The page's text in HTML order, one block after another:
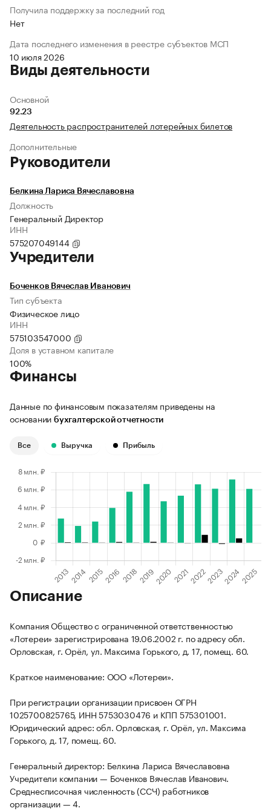
Получила поддержку за последний год
Нет
Дата последнего изменения в реестре субъектов МСП
10 июля 2026
Виды деятельности
Основной
92.23
Деятельность распространителей лотерейных билетов
Дополнительные
Руководители
Белкина Лариса Вячеславовна
Должность
Генеральный Директор
ИНН
575207049144
Учредители
Боченков Вячеслав Иванович
Тип субъекта
Физическое лицо
ИНН
575103547000
Доля в уставном капитале
100%
Финансы
Данные по финансовым показателям приведены на
основании бухгалтерской отчетности
Все Выручка Прибыль
Описание
Компания Общество с ограниченной ответственностью
«Лотереи» зарегистрирована 19.06.2002 г. по адресу обл.
Орловская, г. Орёл, ул. Максима Горького, д. 17, помещ. 60.
Краткое наименование: ООО «Лотереи».
При регистрации организации присвоен ОГРН
1025700825765, ИНН 5753030476 и КПП 575301001.
Юридический адрес: обл. Орловская, г. Орёл, ул. Максима
Горького, д. 17, помещ. 60.
Генеральный директор: Белкина Лариса Вячеславовна
Учредители компании — Боченков Вячеслав Иванович.
Среднесписочная численность (ССЧ) работников
организации — 4.